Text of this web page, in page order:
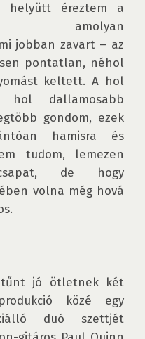
helyütt éreztem a
amolyan
jobban zavart – az
pontatlan, néhol
keltett. A hol
hol dallamosabb
gondom, ezek
hamisra és
tudom, lemezen
de hogy
volna még hová
tűnt jó ötletnek két
közé egy
duó szettjét